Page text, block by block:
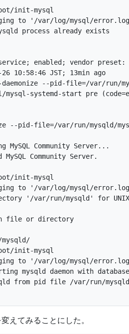
init-mysql
to '/var/log/mysql/
process already exists
enabled; vendor preset:
10:58:46 JST; 13min ago
--pid-file=/var/run/
systemd-start pre
--pid-file=/var/run/mysqld/
Community Server...
Community Server.
init-mysql
to '/var/log/mysql/
'/var/run/mysqld' for
file or directory
init-mysql
to '/var/log/mysql/
mysqld daemon with
from pid file /var/run/
えてみることにした。